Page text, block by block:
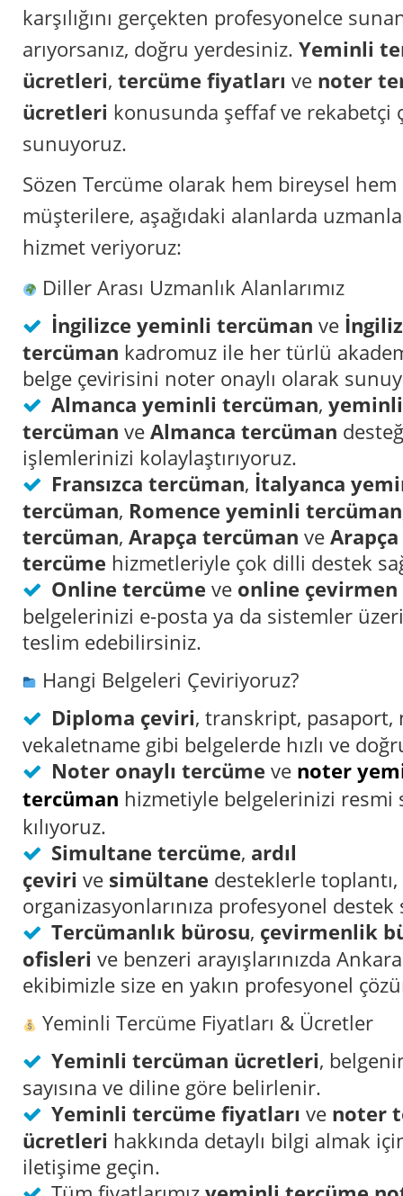
karşılığını gerçekten profesyonelce
arıyorsanız, doğru yerdesiniz. Yeminli
ücretleri, tercüme fiyatları ve noter
ücretleri konusunda şeffaf ve rekabetçi
sunuyoruz.
Sözen Tercüme olarak hem bireysel
müşterilere, aşağıdaki alanlarda
hizmet veriyoruz:
Diller Arası Uzmanlık Alanlarımız
İngilizce yeminli tercüman ve
tercüman kadromuz ile her türlü
belge çevirisini noter onaylı olarak
Almanca yeminli tercüman,
tercüman ve Almanca tercüman
işlemlerinizi kolaylaştırıyoruz.
Fransızca tercüman, İtalyanca
tercüman, Romence yeminli tercüman
tercüman, Arapça tercüman ve Arapça
tercüme hizmetleriyle çok dilli destek
Online tercüme ve online çevirmen
belgelerinizi e-posta ya da sistemler
teslim edebilirsiniz.
Hangi Belgeleri Çeviriyoruz?
Diploma çeviri, transkript, pasaport,
vekaletname gibi belgelerde hızlı ve
Noter onaylı tercüme ve noter
tercüman hizmetiyle belgelerinizi resmi
kılıyoruz.
Simultane tercüme, ardıl
çeviri ve simültane desteklerle
organizasyonlarınıza profesyonel
Tercümanlık bürosu, çevirmenlik
ofisleri ve benzeri arayışlarınızda
ekibimizle size en yakın profesyonel
Yeminli Tercüme Fiyatları & Ücretler
Yeminli tercüman ücretleri,
sayısına ve diline göre belirlenir.
Yeminli tercüme fiyatları ve noter
ücretleri hakkında detaylı bilgi almak
iletişime geçin.